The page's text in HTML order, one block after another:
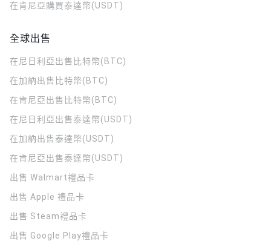
在肯尼亞購買泰達幣(USDT)
全球出售
在尼日利亞出售比特幣(BTC)
在加納出售比特幣(BTC)
在肯尼亞出售比特幣(BTC)
在尼日利亞出售泰達幣(USDT)
在加納出售泰達幣(USDT)
在肯尼亞出售泰達幣(USDT)
出售 Walmart禮品卡
出售 Apple 禮品卡
出售 Steam禮品卡
出售 Google Play禮品卡